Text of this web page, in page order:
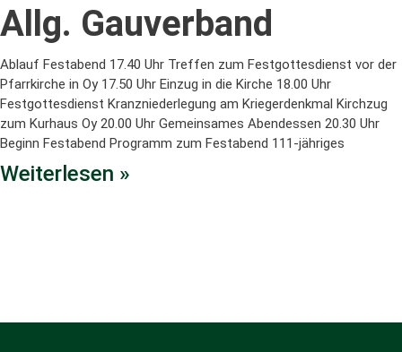
Allg. Gauverband
Ablauf Festabend 17.40 Uhr Treffen zum Festgottesdienst vor der
Pfarrkirche in Oy 17.50 Uhr Einzug in die Kirche 18.00 Uhr
Festgottesdienst Kranzniederlegung am Kriegerdenkmal Kirchzug
zum Kurhaus Oy 20.00 Uhr Gemeinsames Abendessen 20.30 Uhr
Beginn Festabend Programm zum Festabend 111-jähriges
Weiterlesen »